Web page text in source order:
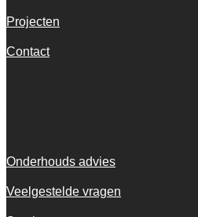
Projecten
Contact
Onderhouds advies
Veelgestelde vragen